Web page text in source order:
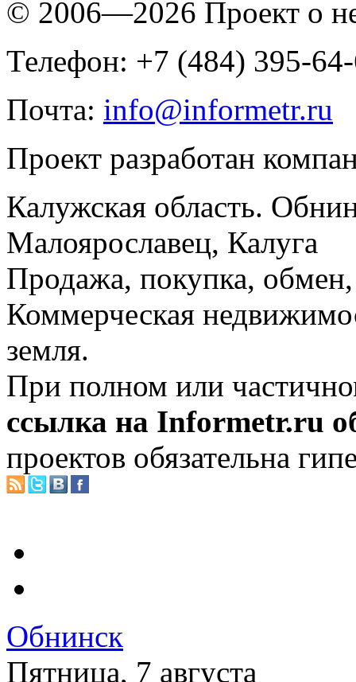
© 2006—2026 Проект о
Телефон: +7 (484) 395-
Почта: info@informetr.ru
Проект разработан
Калужская область.
Малоярославец, Калуга
Продажа, покупка, обмен,
Коммерческая
земля.
При полном или
ссылка на Informetr.ru
проектов обязательна
Обнинск
Пятница, 7 августа